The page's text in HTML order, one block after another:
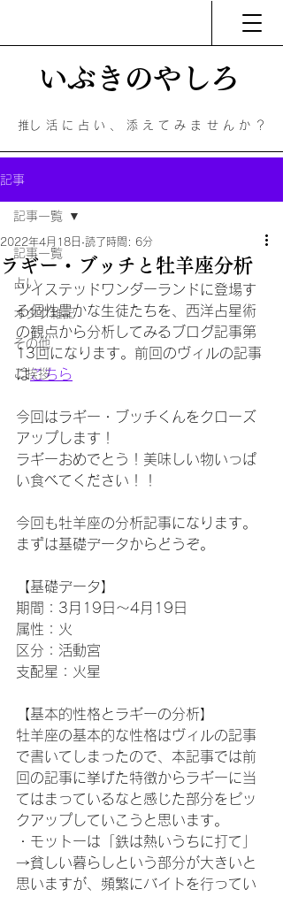
いぶきのやしろ
​​推し活に占い、添えてみませんか？
記事
記事一覧
占い
オタク雑記
その他
ご挨拶
記事一覧
ラギー・ブッチと牡羊座分析
2022年4月18日 読了時間: 6分
ツイステッドワンダーランドに登場す
る個性豊かな生徒たちを、西洋占星術
の観点から分析してみるブログ記事第
13回になります。前回のヴィルの記事
はこちら
今回はラギー・ブッチくんをクローズ
アップします！
ラギーおめでとう！美味しい物いっぱ
い食べてください！！
今回も牡羊座の分析記事になります。
まずは基礎データからどうぞ。
【基礎データ】
期間：3月19日～4月19日
属性：火
区分：活動宮
支配星：火星
【基本的性格とラギーの分析】
牡羊座の基本的な性格はヴィルの記事
で書いてしまったので、本記事では前
回の記事に挙げた特徴からラギーに当
てはまっているなと感じた部分をピッ
クアップしていこうと思います。
・モットーは「鉄は熱いうちに打て」
→貧しい暮らしという部分が大きいと
思いますが、頻繁にバイトを行ってい